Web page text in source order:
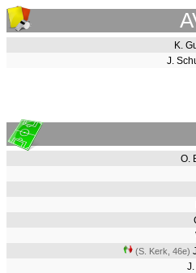
K.
J.
O.
(S. Kerk, 46e)